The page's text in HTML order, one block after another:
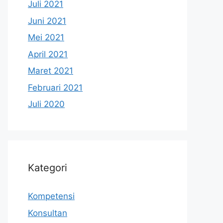
Juli 2021
Juni 2021
Mei 2021
April 2021
Maret 2021
Februari 2021
Juli 2020
Kategori
Kompetensi
Konsultan